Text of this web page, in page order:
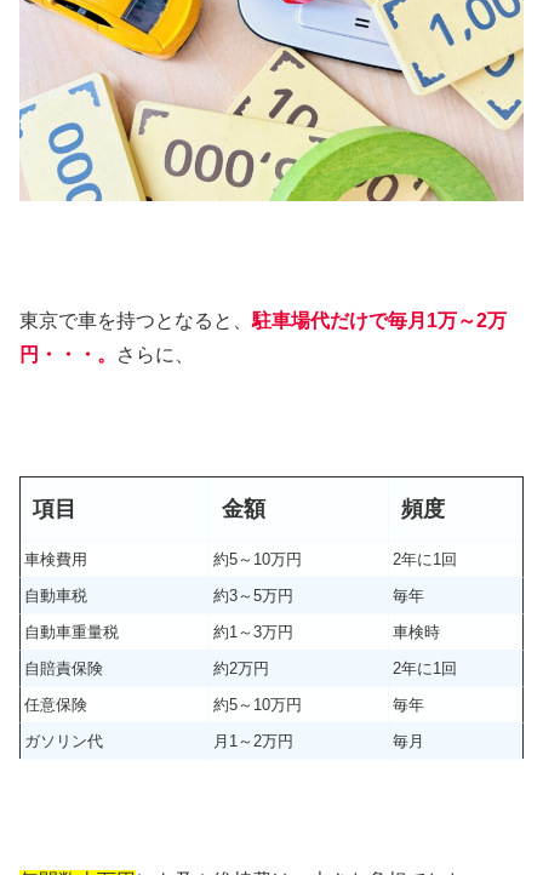
東京で車を持つとなると、 駐車場代だけで毎月1万～2万
円・・・。
さらに、
項目 金額 頻度
車検費用 約5～10万円
2年に1回
自動車税
約3～5万円
毎年
自動車重量税
約1～3万円
車検時
自賠責保険
約2万円
2年に1回
任意保険
約5～10万円
毎年
ガソリン代
月1～2万円 毎月